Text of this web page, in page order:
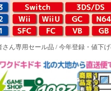
さん専用セール品 / 今年登録・値下